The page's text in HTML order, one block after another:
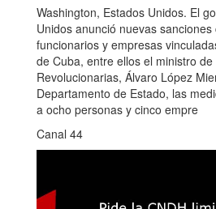
Washington, Estados Unidos. El
Unidos anunció nuevas
funcionarios y empresas
de Cuba, entre ellos el ministro
Revolucionarias, Álvaro López
Departamento de Estado, las
a ocho personas y cinco empre
Canal 44